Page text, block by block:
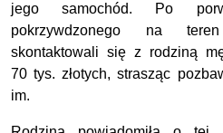
jego samochód. Po
pokrzywdzonego na
skontaktowali się z rodziną
70 tys. złotych, strasząc
im.